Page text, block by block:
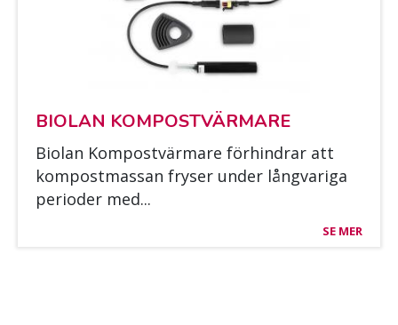
BIO­LAN KOM­POST­VÄR­MA­RE
Bio­lan Kom­post­vär­ma­re för­hin­drar att
kom­post­mas­san fry­ser un­der lång­va­ri­ga
pe­rio­der med...
SE MER